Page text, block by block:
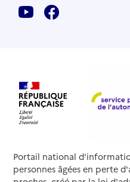
Portail national
personnes âgées en perte